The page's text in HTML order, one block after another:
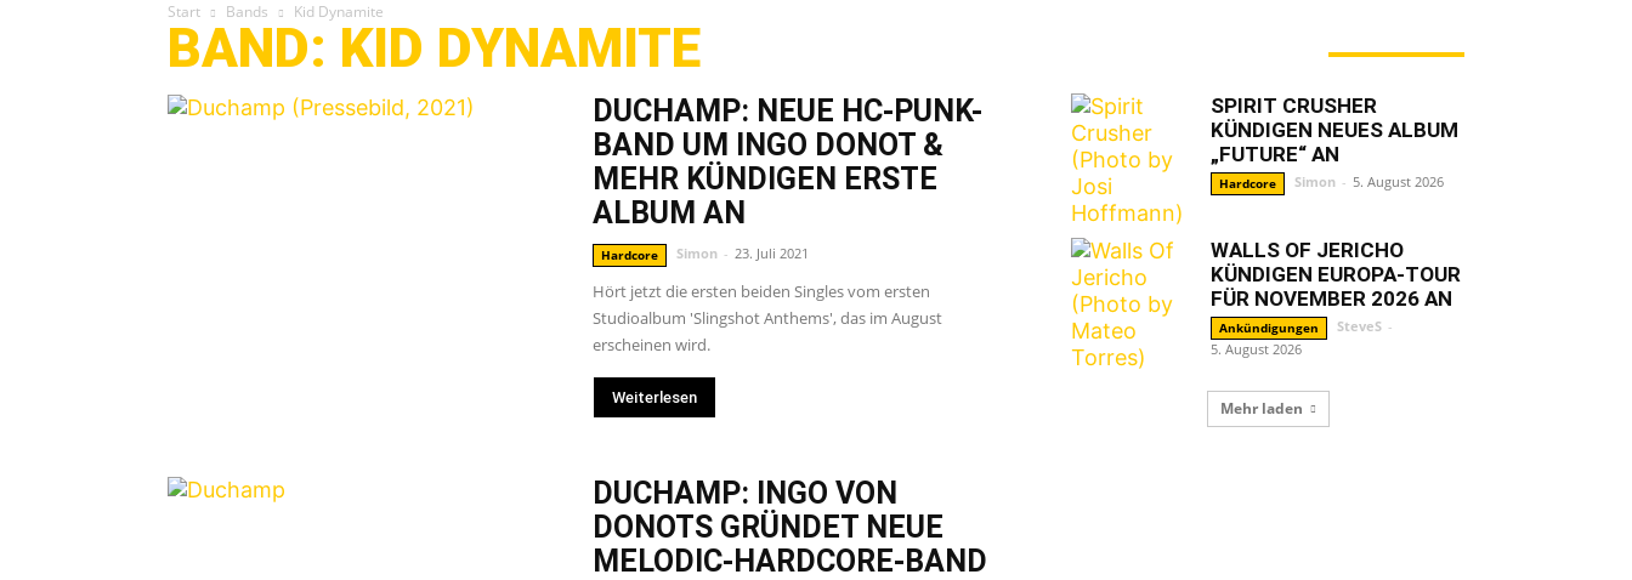
FROM
LIFE
Start Bands Kid Dynamite
BAND: KID DYNAMITE
DUCHAMP: NEUE HC-PUNK-
BAND UM INGO DONOT &
MEHR KÜNDIGEN ERSTE
ALBUM AN
Hardcore Simon - 23. Juli 2021
Hört jetzt die ersten beiden Singles vom ersten
Studioalbum 'Slingshot Anthems', das im August
erscheinen wird.
Weiterlesen
DUCHAMP: INGO VON
DONOTS GRÜNDET NEUE
MELODIC-HARDCORE-BAND
SPIRIT CRUSHER
KÜNDIGEN NEUES ALBUM
„FUTURE“ AN
Hardcore Simon - 5. August 2026
WALLS OF JERICHO
KÜNDIGEN EUROPA-TOUR
FÜR NOVEMBER 2026 AN
Ankündigungen SteveS -
5. August 2026
Mehr laden